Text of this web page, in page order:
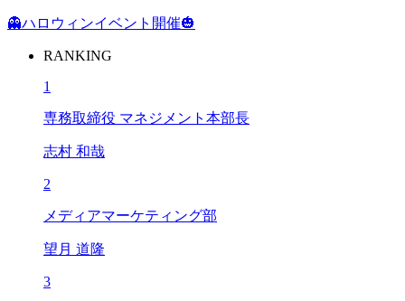
👻ハロウィンイベント開催🎃
RANKING
1
専務取締役 マネジメント本部長
志村 和哉
2
メディアマーケティング部
望月 道隆
3